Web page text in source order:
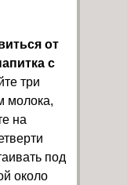
от
с
три
молока,
на
под
около